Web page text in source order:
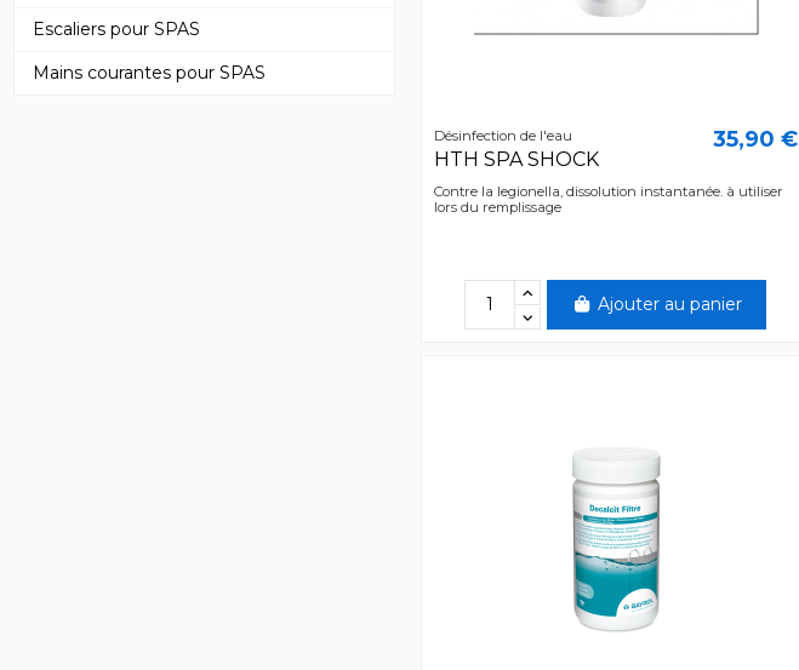
Désinfection de l'eau
HTH SPA SHOCK
35,90 €
Contre la legionella, dissolution instantanée. à utiliser
lors du remplissage
Ajouter au panier
Escaliers pour SPAS
Mains courantes pour SPAS